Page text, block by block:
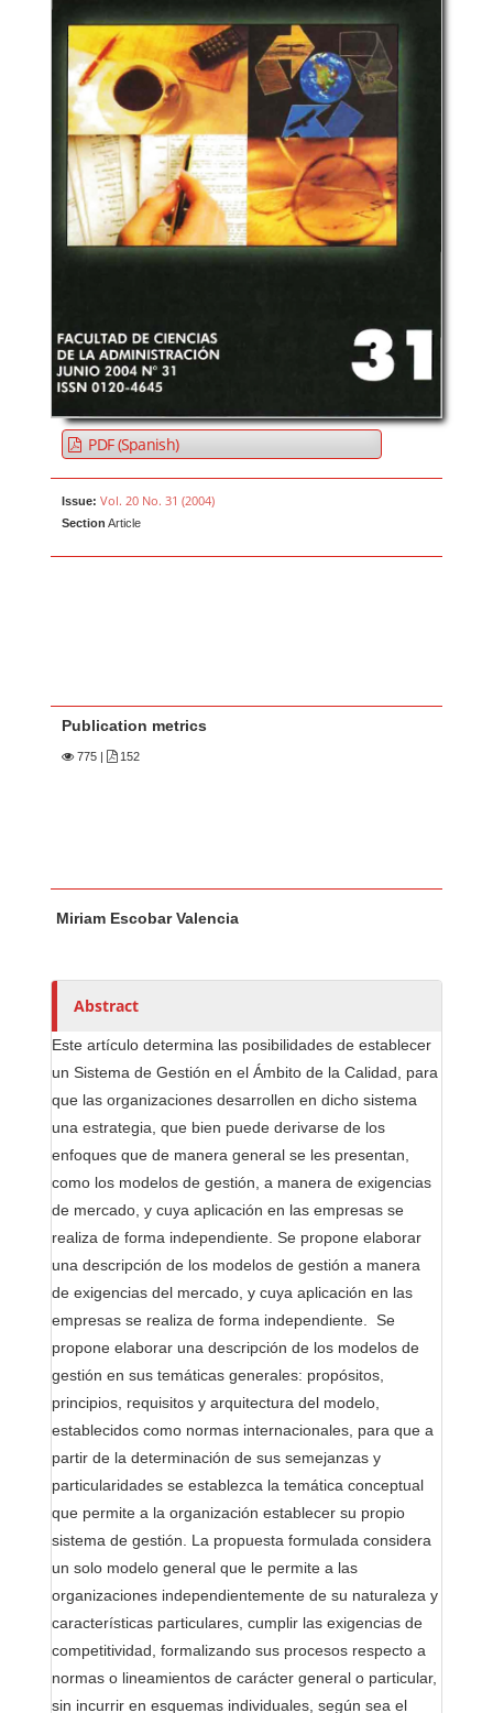
PDF (Spanish)
Issue: Vol. 20 No. 31 (2004)
Section Article
Publication metrics
775 | 152
u
h
r
s
Miriam Escobar Valencia
Abstract
Este artículo determina las posibilidades de establecer
un Sistema de Gestión en el Ámbito de la Calidad, para
que las organizaciones desarrollen en dicho sistema
una estrategia, que bien puede derivarse de los
enfoques que de manera general se les presentan,
como los modelos de gestión, a manera de exigencias
de mercado, y cuya aplicación en las empresas se
realiza de forma independiente. Se propone elaborar
una descripción de los modelos de gestión a manera
de exigencias del mercado, y cuya aplicación en las
empresas se realiza de forma independiente. Se
propone elaborar una descripción de los modelos de
gestión en sus temáticas generales: propósitos,
principios, requisitos y arquitectura del modelo,
establecidos como normas internacionales, para que a
partir de la determinación de sus semejanzas y
particularidades se establezca la temática conceptual
que permite a la organización establecer su propio
sistema de gestión. La propuesta formulada considera
un solo modelo general que le permite a las
organizaciones independientemente de su naturaleza y
características particulares, cumplir las exigencias de
competitividad, formalizando sus procesos respecto a
normas o lineamientos de carácter general o particular,
sin incurrir en esquemas individuales, según sea el